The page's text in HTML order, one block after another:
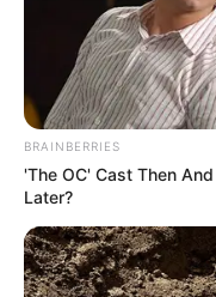
BRAINBERRIES
'The OC' Cast Then
Later?